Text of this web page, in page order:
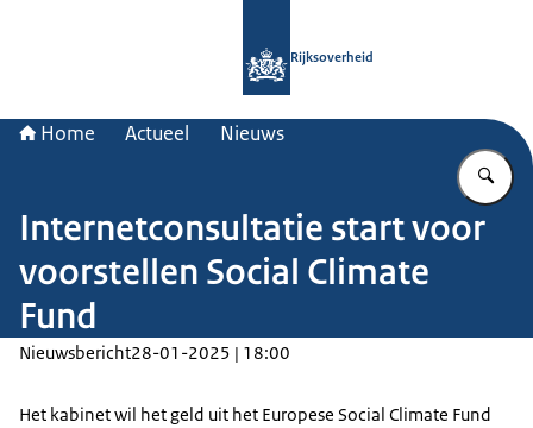
Rijksoverheid
Home Actueel Nieuws
Internetconsultatie start voor
voorstellen Social Climate
Fund
Nieuwsbericht28-01-2025 | 18:00
Het kabinet wil het geld uit het Europese Social Climate Fund